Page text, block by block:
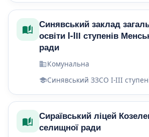
Синявський заклад
освіти I-IІІ ступенів
ради
Комунальна
Синявський ЗЗСО І-ІІІ
Сираївський ліцей
селищної ради